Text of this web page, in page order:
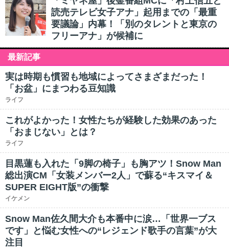
読売テレビ女子アナ」起用までの「最重
要議論」内幕！「別のタレントと東京の
フリーアナ」が候補に
最新記事
実は時期も慣習も地域によってさまざまだった！
「お盆」にまつわる豆知識
ライフ
これがよかった！女性たちが経験した効果のあった
「おまじない」とは？
ライフ
目黒蓮も入れた「9脚の椅子」も胸アツ！Snow Man
総出演CM「女装メンバー2人」で蘇る“キスマイ＆
SUPER EIGHT版”の衝撃
イケメン
Snow Man佐久間大介も本番中に涙…「世界一ブス
です」と悩む女性への“レジェンド歌手の言葉”が大
注目